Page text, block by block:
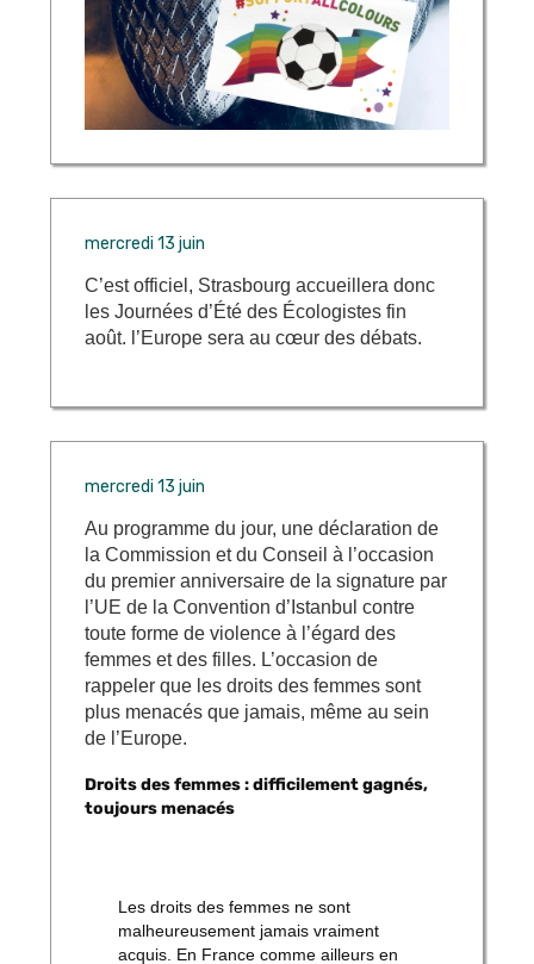
mercredi 13 juin
C’est officiel, Strasbourg accueillera donc
les Journées d’Été des Écologistes fin
août. l’Europe sera au cœur des débats.
mercredi 13 juin
Au programme du jour, une déclaration de
la Commission et du Conseil à l’occasion
du premier anniversaire de la signature par
l’UE de la Convention d’Istanbul contre
toute forme de violence à l’égard des
femmes et des filles. L’occasion de
rappeler que les droits des femmes sont
plus menacés que jamais, même au sein
de l’Europe.
Droits des femmes : difficilement gagnés,
toujours menacés
Les droits des femmes ne sont
malheureusement jamais vraiment
acquis. En France comme ailleurs en